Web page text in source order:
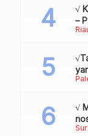
√
–
√